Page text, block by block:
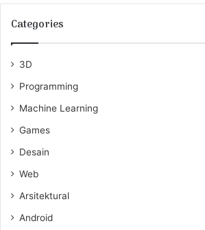
Categories
3D
Programming
Machine Learning
Games
Desain
Web
Arsitektural
Android